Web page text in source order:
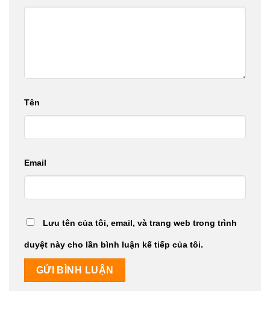
Tên
Email
Lưu tên của tôi, email, và trang web trong trình
duyệt này cho lần bình luận kế tiếp của tôi.